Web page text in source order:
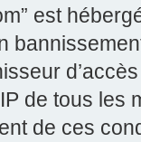
est
IP de tous
de ces